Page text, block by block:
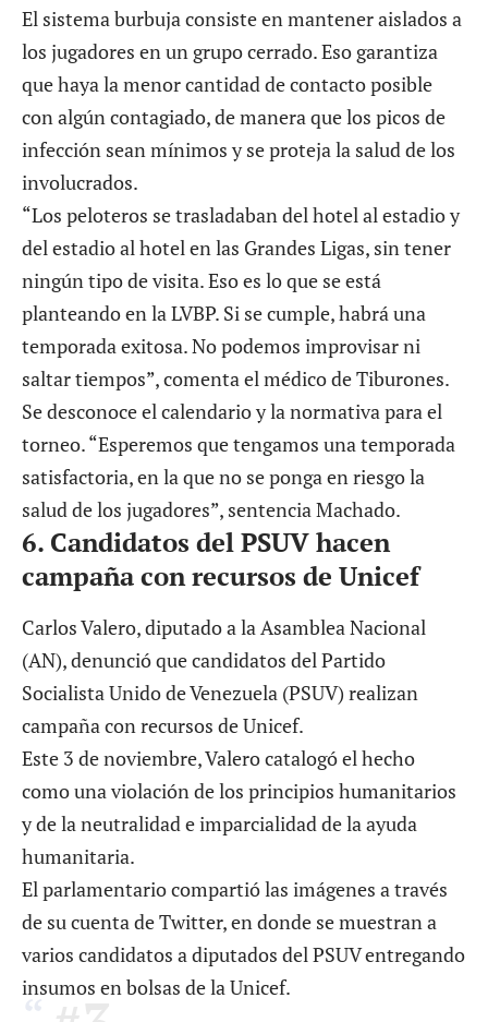
El sistema burbuja consiste en mantener aislados a
los jugadores en un grupo cerrado. Eso garantiza
que haya la menor cantidad de contacto posible
con algún contagiado, de manera que los picos de
infección sean mínimos y se proteja la salud de los
involucrados.
“Los peloteros se trasladaban del hotel al estadio y
del estadio al hotel en las Grandes Ligas, sin tener
ningún tipo de visita. Eso es lo que se está
planteando en la LVBP. Si se cumple, habrá una
temporada exitosa. No podemos improvisar ni
saltar tiempos”, comenta el médico de Tiburones.
Se desconoce el calendario y la normativa para el
torneo. “Esperemos que tengamos una temporada
satisfactoria, en la que no se ponga en riesgo la
salud de los jugadores”, sentencia Machado.
6. Candidatos del PSUV hacen
campaña con recursos de Unicef
Carlos Valero, diputado a la Asamblea Nacional
(AN), denunció que candidatos del Partido
Socialista Unido de Venezuela (PSUV) realizan
campaña con recursos de Unicef.
Este 3 de noviembre, Valero catalogó el hecho
como una violación de los principios humanitarios
y de la neutralidad e imparcialidad de la ayuda
humanitaria.
El parlamentario compartió las imágenes a través
de su cuenta de Twitter, en donde se muestran a
varios candidatos a diputados del PSUV entregando
insumos en bolsas de la Unicef.